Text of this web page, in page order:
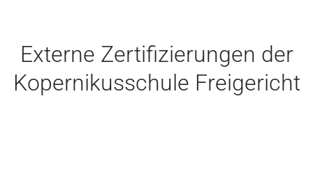
Externe Zertifizierungen der
Kopernikusschule Freigericht